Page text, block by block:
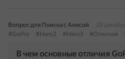
Вопрос для Поиска с Алисой
28 декабря
#GoPro
#Hero2 #Hero3 #Отличия
В чем основные отличия